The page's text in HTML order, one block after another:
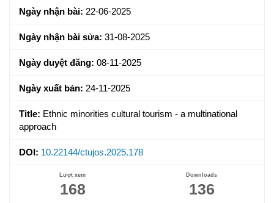
Ngày nhận bài: 22-06-2025
Ngày nhận bài sửa: 31-08-2025
Ngày duyệt đăng: 08-11-2025
Ngày xuất bản: 24-11-2025
Title: Ethnic minorities cultural tourism - a multinational
approach
DOI: 10.22144/ctujos.2025.178
Lượt xem
168
Downloads
136